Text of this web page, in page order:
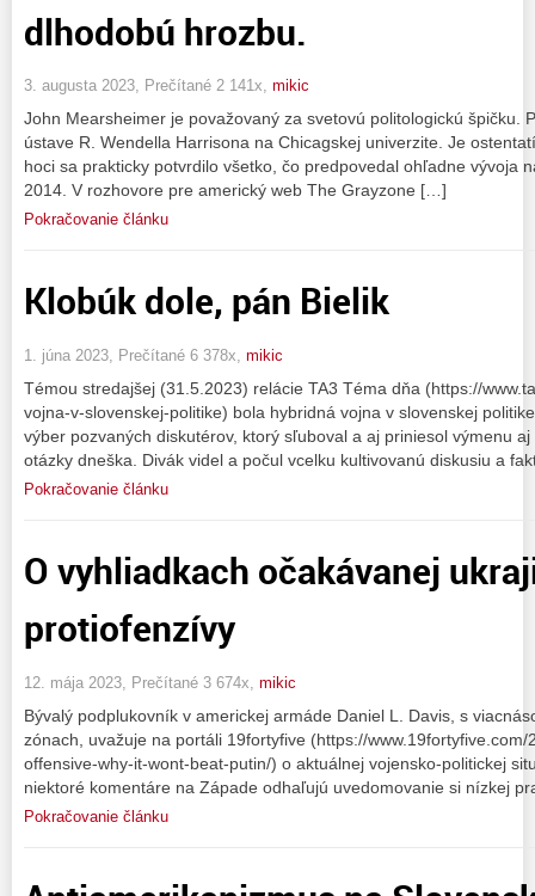
dlhodobú hrozbu.
3. augusta 2023, Prečítané 2 141x, mikic
John Mearsheimer je považovaný za svetovú politologickú špičku.
ústave R. Wendella Harrisona na Chicagskej univerzite. Je
hoci sa prakticky potvrdilo všetko, čo predpovedal ohľadne vývoja
2014. V rozhovore pre americký web The Grayzone […]
Pokračovanie článku
Klobúk dole, pán Bielik
1. júna 2023, Prečítané 6 378x, mikic
Témou stredajšej (31.5.2023) relácie TA3 Téma dňa (https://
vojna-v-slovenskej-politike) bola hybridná vojna v slovenskej
výber pozvaných diskutérov, ktorý sľuboval a aj priniesol výmenu
otázky dneška. Divák videl a počul vcelku kultivovanú diskusiu a
Pokračovanie článku
O vyhliadkach očakávanej
protiofenzívy
12. mája 2023, Prečítané 3 674x, mikic
Bývalý podplukovník v americkej armáde Daniel L. Davis, s
zónach, uvažuje na portáli 19fortyfive (https://
offensive-why-it-wont-beat-putin/) o aktuálnej vojensko-politickej
niektoré komentáre na Západe odhaľujú uvedomovanie si nízkej
Pokračovanie článku